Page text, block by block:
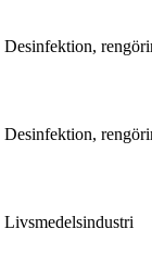
Desinfektion,
Desinfektion,
Livsmedelsindustri